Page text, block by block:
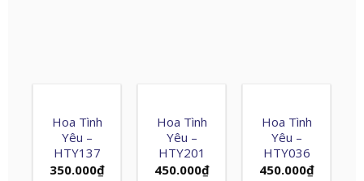
Hoa Tình
Yêu –
HTY137
350.000₫
Hoa Tình
Yêu –
HTY201
450.000₫
Hoa Tình
Yêu –
HTY036
450.000₫